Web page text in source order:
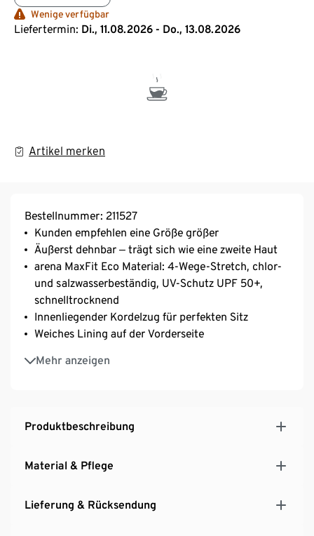
Wenige verfügbar
Liefertermin: Di., 11.08.2026 - Do., 13.08.2026
Artikel merken
Bestellnummer: 211527
Kunden empfehlen eine Größe größer
Äußerst dehnbar ‒ trägt sich wie eine zweite Haut
arena MaxFit Eco Material: 4-Wege-Stretch, chlor-
und salzwasserbeständig, UV-Schutz UPF 50+,
schnelltrocknend
Innenliegender Kordelzug für perfekten Sitz
Weiches Lining auf der Vorderseite
Mehr anzeigen
Mit recyceltem Polyamid
Das Hauptmaterial dieses Produkts hat die OEKO-
Produktbeschreibung
Material & Pflege
Lieferung & Rücksendung